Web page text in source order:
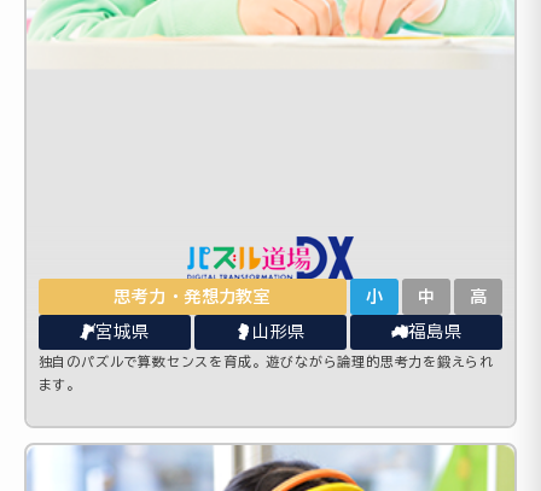
思考力・発想力教室 小 中 高
宮城県 山形県 福島県
独自のパズルで算数センスを育成。遊びながら論理的思考力を鍛えられ
ます。